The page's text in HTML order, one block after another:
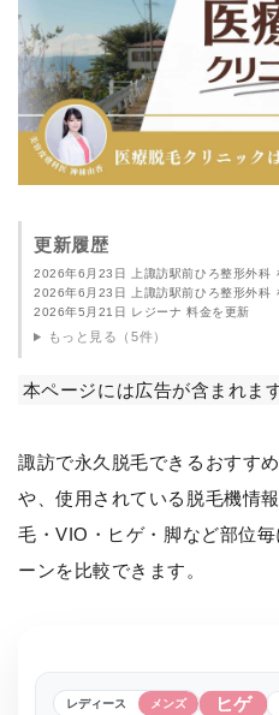
更新履歴
2026年6月23日 上諏訪駅前ひろ整形外科
2026年6月23日 上諏訪駅前ひろ整形外科
2026年5月21日 レジーナ 料金を更新
もっと見る（5件）
本ページには広告が含まれます
諏訪で永久脱毛できるおすす
や、使用されている脱毛機情
毛・VIO・ヒゲ・脚など部位
ーンを比較できます。
レディース メンズ ヒゲ